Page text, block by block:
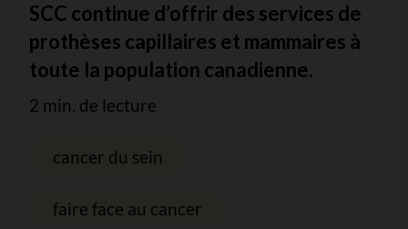
SCC continue d’offrir des services de
prothèses capillaires et mammaires à
toute la population canadienne.
2 min. de lecture
cancer du sein
faire face au cancer